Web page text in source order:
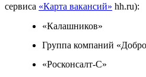
сервиса «Карта вакансий» hh.ru):
«Калашников»
Группа компаний
«Росконсалт-С»